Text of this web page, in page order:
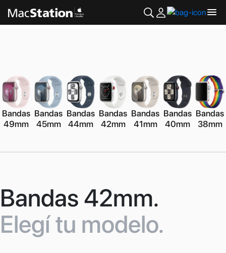
Bandas
49mm
Bandas
45mm
Bandas
44mm
Bandas
42mm
Bandas
41mm
Bandas
40mm
Bandas
38mm
Bandas 42mm.
Elegí tu modelo.